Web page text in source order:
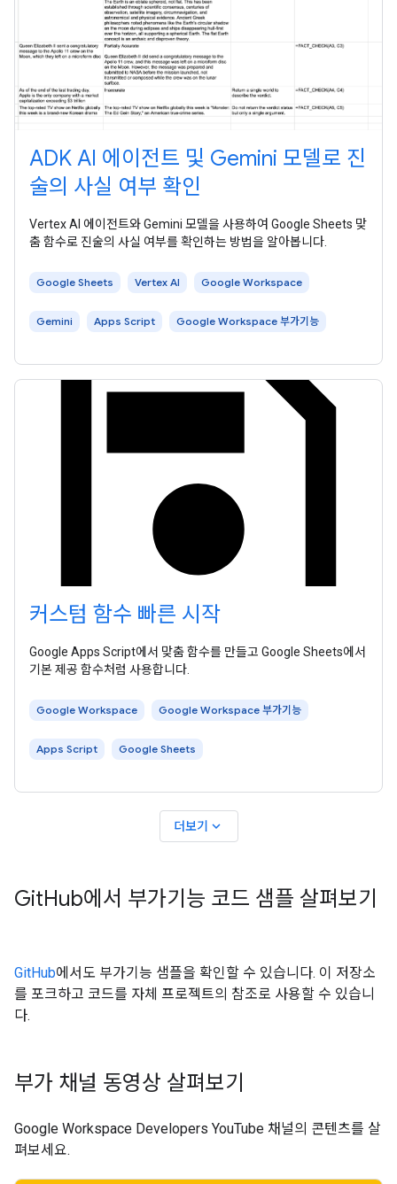
ADK AI 에이전트 및 Gemini 모델로 진
술의 사실 여부 확인
Vertex AI 에이전트와 Gemini 모델을 사용하여 Google Sheets 맞
춤 함수로 진술의 사실 여부를 확인하는 방법을 알아봅니다.
Google Sheets Vertex AI Google Workspace
Gemini Apps Script Google Workspace 부가기능
커스텀 함수 빠른 시작
Google Apps Script에서 맞춤 함수를 만들고 Google Sheets에서
기본 제공 함수처럼 사용합니다.
Google Workspace Google Workspace 부가기능
Apps Script Google Sheets
더보기 expand_more
GitHub에서 부가기능 코드 샘플 살펴보기
GitHub에서도 부가기능 샘플을 확인할 수 있습니다. 이 저장소
를 포크하고 코드를 자체 프로젝트의 참조로 사용할 수 있습니
다.
부가 채널 동영상 살펴보기
Google Workspace Developers YouTube 채널의 콘텐츠를 살
펴보세요.